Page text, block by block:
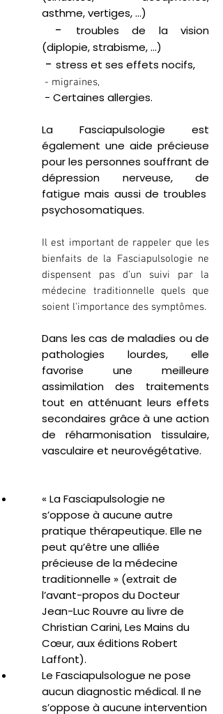
asthme, vertiges, …)
-
troubles de la vision
(diplopie, strabisme, …)
- stress et ses effets nocifs,
- migraines,
- Certaines allergies.
La Fasciapulsologie est
également une aide précieuse
pour les personnes souffrant de
dépression nerveuse, de
fatigue mais aussi de troubles
psychosomatiques.
Il est important de rappeler que les
bienfaits de la Fasciapulsologie ne
dispensent pas d’un suivi par la
médecine traditionnelle quels que
soient l'importance des symptômes.
Dans les cas de maladies ou de
pathologies lourdes, elle
favorise une meilleure
assimilation des traitements
tout en atténuant leurs effets
secondaires grâce à une action
de réharmonisation tissulaire,
vasculaire et neurovégétative.
« La Fasciapulsologie ne
s’oppose à aucune autre
pratique thérapeutique. Elle ne
peut qu’être une alliée
précieuse de la médecine
traditionnelle » (extrait de
l’avant-propos du Docteur
Jean-Luc Rouvre au livre de
Christian Carini, Les Mains du
Cœur, aux éditions Robert
Laffont).
Le Fasciapulsologue ne pose
aucun diagnostic médical. Il ne
s’oppose à aucune intervention